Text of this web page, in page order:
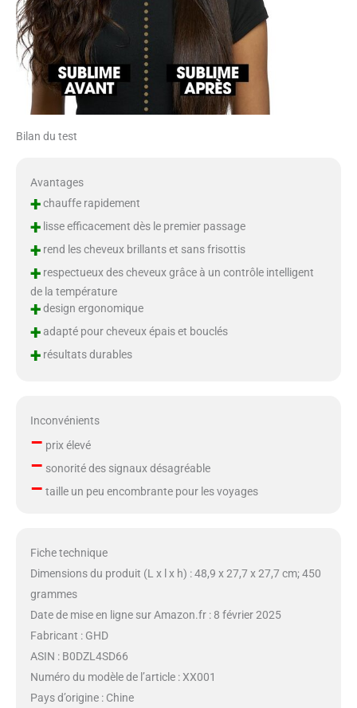
Bilan du test
Avantages
+chauffe rapidement
+lisse efficacement dès le premier passage
+rend les cheveux brillants et sans frisottis
+respectueux des cheveux grâce à un contrôle intelligent
de la température
+design ergonomique
+adapté pour cheveux épais et bouclés
+résultats durables
Inconvénients
– prix élevé
– sonorité des signaux désagréable
– taille un peu encombrante pour les voyages
Fiche technique
Dimensions du produit (L x l x h) : 48,9 x 27,7 x 27,7 cm; 450
grammes
Date de mise en ligne sur Amazon.fr : 8 février 2025
Fabricant : GHD
ASIN : B0DZL4SD66
Numéro du modèle de l’article : XX001
Pays d’origine : Chine